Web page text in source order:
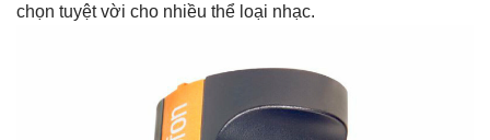
chọn tuyệt vời cho nhiều thể loại nhạc.